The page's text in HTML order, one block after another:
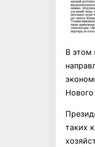
В этом
Нового
таких